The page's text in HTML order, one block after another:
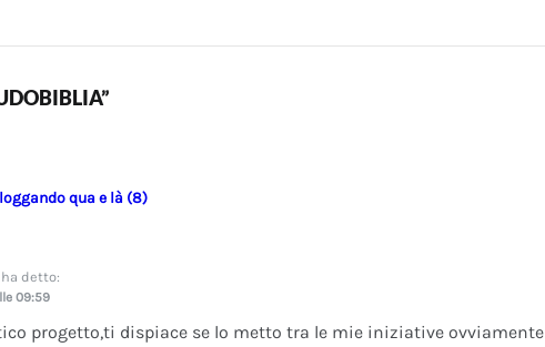
qua e là (8)
ha detto:
09:59
progetto,ti dispiace se lo metto tra le mie iniziative ovviamente